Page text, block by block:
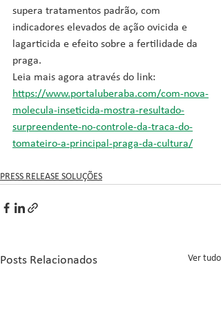
supera tratamentos padrão, com
indicadores elevados de ação ovicida e
lagarticida e efeito sobre a fertilidade da
praga.
Leia mais agora através do link:
https://www.portaluberaba.com/com-nova-
molecula-inseticida-mostra-resultado-
surpreendente-no-controle-da-traca-do-
tomateiro-a-principal-praga-da-cultura/
PRESS RELEASE SOLUÇÕES
Posts Relacionados Ver tudo